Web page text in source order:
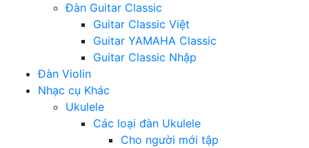
Đàn Guitar Classic
Guitar Classic Việt
Guitar YAMAHA Classic
Guitar Classic Nhập
Đàn Violin
Nhạc cụ Khác
Ukulele
Các loại đàn Ukulele
Cho người mới tập